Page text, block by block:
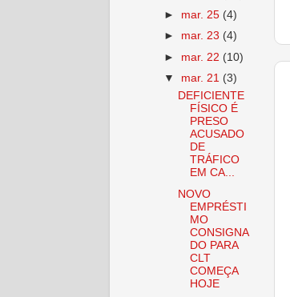
► mar. 25 (4)
► mar. 23 (4)
► mar. 22 (10)
▼ mar. 21 (3)
DEFICIENTE
FÍSICO É
PRESO
ACUSADO
DE
TRÁFICO
EM CA...
NOVO
EMPRÉSTI
MO
CONSIGNA
DO PARA
CLT
COMEÇA
HOJE